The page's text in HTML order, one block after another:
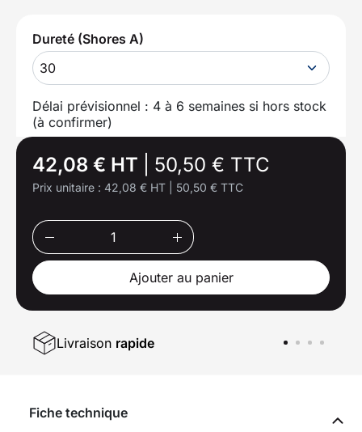
Dureté (Shores A)
30
Délai prévisionnel : 4 à 6 semaines si hors stock
(à confirmer)
42,08 € HT 50,50 € TTC
Prix unitaire : 42,08 € HT 50,50 € TTC
Ajouter au panier
Livraison rapide
Fiche technique